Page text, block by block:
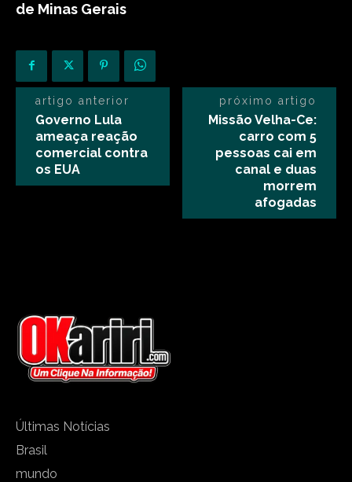
de Minas Gerais
artigo anterior
Governo Lula
ameaça reação
comercial contra
os EUA
próximo artigo
Missão Velha-Ce:
carro com 5
pessoas cai em
canal e duas
morrem
afogadas
Últimas Notícias
Brasil
mundo